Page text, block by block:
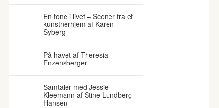
En tone i livet – Scener fra et
kunstnerhjem af Karen
Syberg
På havet af Theresia
Enzensberger
Samtaler med Jessie
Kleemann af Stine Lundberg
Hansen